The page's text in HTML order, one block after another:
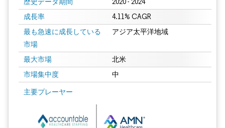
2020 - 2024
成長率 4.11% CAGR
最も急速に成長している
市場
アジア太平洋地域
最大市場 北米
市場集中度 中
主要プレーヤー
画像 © Mordor Intelligence。再利用にはCC BY 4.0の表示が必要です。